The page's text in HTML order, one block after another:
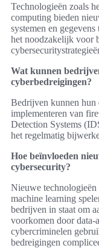
Technologieën zoals
computing bieden
systemen en
het noodzakelijk voor
Wat kunnen
cyberbedreigingen?
Bedrijven kunnen hun
implementeren van
Detection Systems
het regelmatig
Hoe beïnvloeden
cybersecurity?
Nieuwe
machine learning
bedrijven in staat om
voorkomen door data-
cybercriminelen
bedreigingen